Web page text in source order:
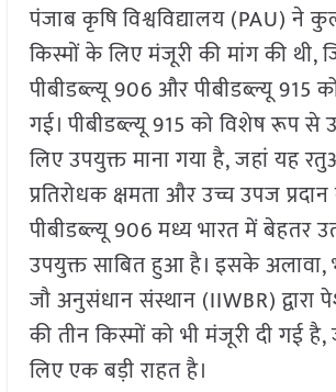
पंजाब कृषि विश्वविद्यालय (PAU) ने
किस्मों के लिए मंजूरी की मांग की थी,
पीबीडब्ल्यू 906 और पीबीडब्ल्यू 915
गई। पीबीडब्ल्यू 915 को विशेष रूप से
लिए उपयुक्त माना गया है, जहां यह
प्रतिरोधक क्षमता और उच्च उपज
पीबीडब्ल्यू 906 मध्य भारत में बेहतर
उपयुक्त साबित हुआ है। इसके अलावा,
जौ अनुसंधान संस्थान (IIWBR) द्वारा
की तीन किस्मों को भी मंजूरी दी गई
लिए एक बड़ी राहत है।